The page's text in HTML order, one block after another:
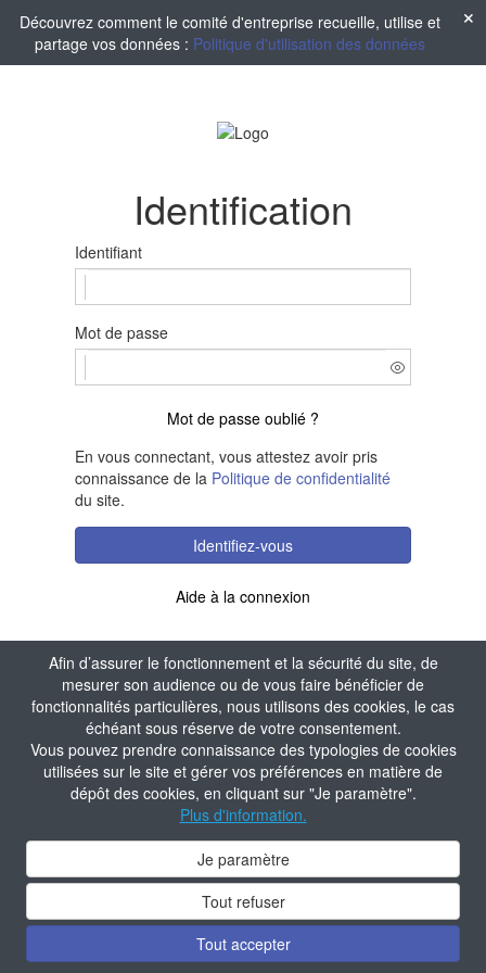
Afin d’assurer le fonctionnement et la sécurité du site, de
mesurer son audience ou de vous faire bénéficier de
fonctionnalités particulières, nous utilisons des cookies, le cas
échéant sous réserve de votre consentement.
Vous pouvez prendre connaissance des typologies de cookies
utilisées sur le site et gérer vos préférences en matière de
dépôt des cookies, en cliquant sur "Je paramètre".
Plus d'information.
Je paramètre
Tout refuser
Tout accepter
Découvrez comment le comité d'entreprise recueille, utilise et
partage vos données : Politique d'utilisation des données
Identification
Identifiant
Mot de passe
Mot de passe oublié ?
En vous connectant, vous attestez avoir pris
connaissance de la Politique de confidentialité
du site.
Identifiez-vous
Aide à la connexion